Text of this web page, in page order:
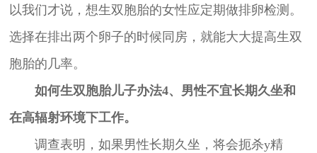
以我们才说，想生双胞胎的女性应定期做排卵检测。
选择在排出两个卵子的时候同房，就能大大提高生双
胞胎的几率。
如何生双胞胎儿子办法4、男性不宜长期久坐和
在高辐射环境下工作。
调查表明，如果男性长期久坐，将会扼杀y精